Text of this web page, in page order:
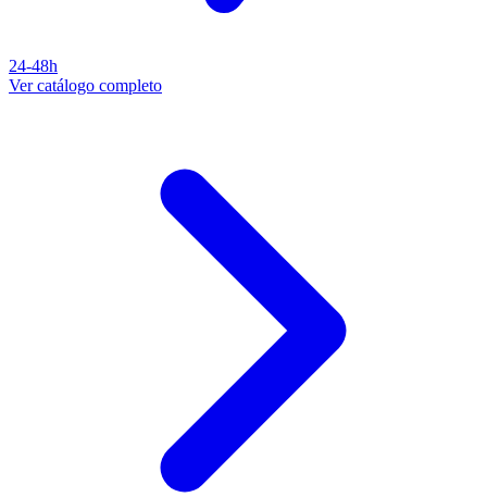
24-48h
Ver catálogo completo